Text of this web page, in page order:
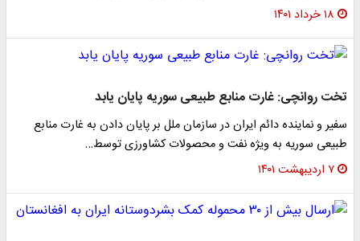
۱۸ خرداد ۱۴۰۱
تخت روانچی: غارت منابع طبیعی سوریه پایان یابد
سفیر و نماینده دائم ایران در سازمان ملل بر پایان دادن به غارت منابع
طبیعی سوریه به ویژه نفت و محصولات کشاورزی توسط…
۷ اردیبهشت ۱۴۰۱